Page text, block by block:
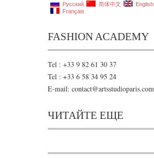
Русский 简体中文
English
Français
FASHION ACADEMY
Tel : +33 9 82 61 30 37
Tel : +33 6 58 34 95 24
E-mail: contact@artsstudioparis.com
ЧИТАЙТЕ ЕЩЕ